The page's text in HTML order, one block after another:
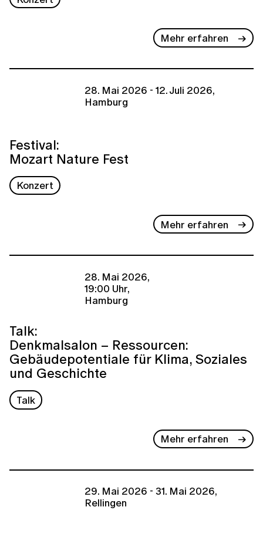
Mehr erfahren
28. Mai 2026 - 12. Juli 2026,
Hamburg
Festival:
Mozart Nature Fest
Konzert
Mehr erfahren
28. Mai 2026,
19:00 Uhr,
Hamburg
Talk:
Denkmalsalon – Ressourcen:
Gebäudepotentiale für Klima, Soziales
und Geschichte
Talk
Mehr erfahren
29. Mai 2026 - 31. Mai 2026,
Rellingen